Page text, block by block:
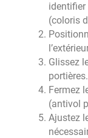
identifier
(coloris
Glissez
portières.
Fermez
(antivol
Ajustez